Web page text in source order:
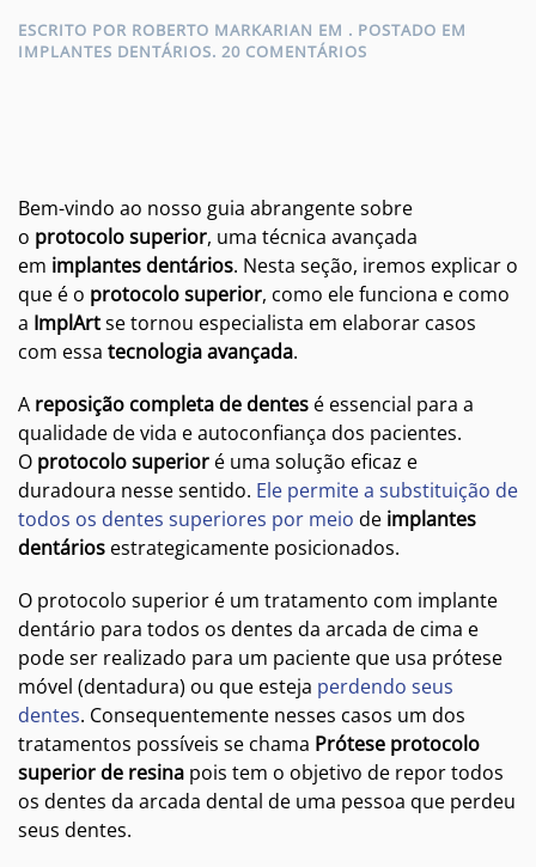
ESCRITO POR ROBERTO MARKARIAN EM . POSTADO EM
IMPLANTES DENTÁRIOS. 20 COMENTÁRIOS
PROTOCOLO
BRANEMARK
Bem-vindo ao nosso guia abrangente sobre
o protocolo superior, uma técnica avançada
em implantes dentários. Nesta seção, iremos explicar o
que é o protocolo superior, como ele funciona e como
a ImplArtse tornou especialista em elaborar casos
com essa tecnologia avançada.
A reposição completa de dentes é essencial para a
qualidade de vida e autoconfiança dos pacientes.
O protocolo superior é uma solução eficaz e
duradoura nesse sentido. Ele permite a substituição de
todos os dentes superiores por meio de implantes
dentários estrategicamente posicionados.
O protocolo superior é um tratamento com implante
dentário para todos os dentes da arcada de cima e
pode ser realizado para um paciente que usa prótese
móvel (dentadura) ou que esteja perdendo seus
dentes. Consequentemente nesses casos um dos
tratamentos possíveis se chama Prótese protocolo
superior de resina pois tem o objetivo de repor todos
os dentes da arcada dental de uma pessoa que perdeu
seus dentes.